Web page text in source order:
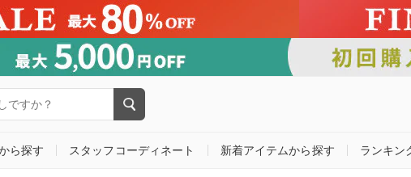
ら探す スタッフコーディネート 新着アイテムから探す ランキン